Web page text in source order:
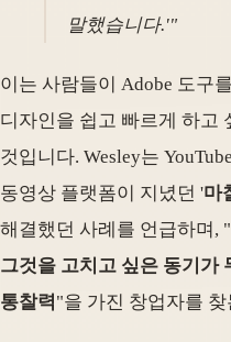
말했습니다.'"
이는 사람들이 Adobe 도구
디자인을 쉽고 빠르게 하고
것입니다. Wesley는
동영상 플랫폼이 지녔던 '마
해결했던 사례를 언급하며, "
그것을 고치고 싶은 동기가
통찰력"을 가진 창업자를